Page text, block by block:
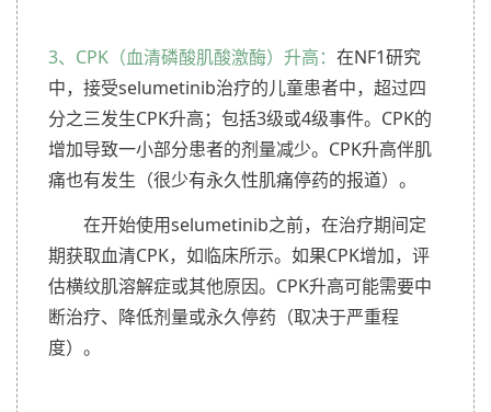
3、CPK（血清磷酸肌酸激酶）升高： 在NF1研究
中，接受selumetinib治疗的儿童患者中，超过四
分之三发生CPK升高；包括3级或4级事件。CPK的
增加导致一小部分患者的剂量减少。CPK升高伴肌
痛也有发生（很少有永久性肌痛停药的报道）。
在开始使用selumetinib之前，在治疗期间定
期获取血清CPK，如临床所示。如果CPK增加，评
估横纹肌溶解症或其他原因。CPK升高可能需要中
断治疗、降低剂量或永久停药（取决于严重程
度）。